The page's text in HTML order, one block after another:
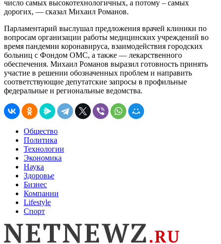
число самых высокотехнологичных, а потому – самых
дорогих, — сказал Михаил Романов.
Парламентарий выслушал предложения врачей клиники по
вопросам организации работы медицинских учреждений во
время пандемии коронавируса, взаимодействия городских
больниц с Фондом ОМС, а также — лекарственного
обеспечения. Михаил Романов выразил готовность принять
участие в решении обозначенных проблем и направить
соответствующие депутатские запросы в профильные
федеральные и региональные ведомства.
Общество
Политика
Технологии
Экономика
Наука
Здоровье
Бизнес
Компании
Lifestyle
Спорт